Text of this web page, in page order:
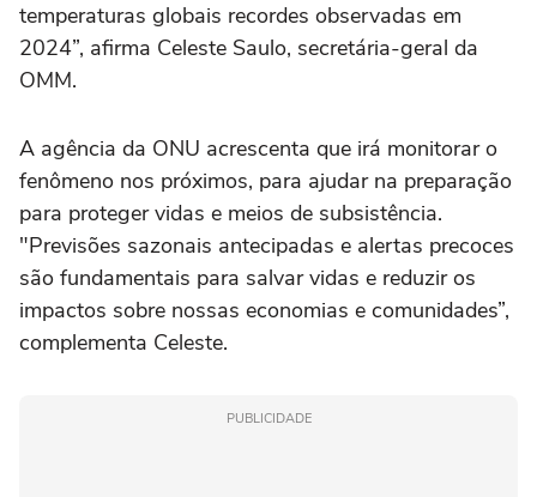
temperaturas globais recordes observadas em
2024”, afirma Celeste Saulo, secretária-geral da
OMM.
A agência da ONU acrescenta que irá monitorar o
fenômeno nos próximos, para ajudar na preparação
para proteger vidas e meios de subsistência.
"Previsões sazonais antecipadas e alertas precoces
são fundamentais para salvar vidas e reduzir os
impactos sobre nossas economias e comunidades”,
complementa Celeste.
PUBLICIDADE